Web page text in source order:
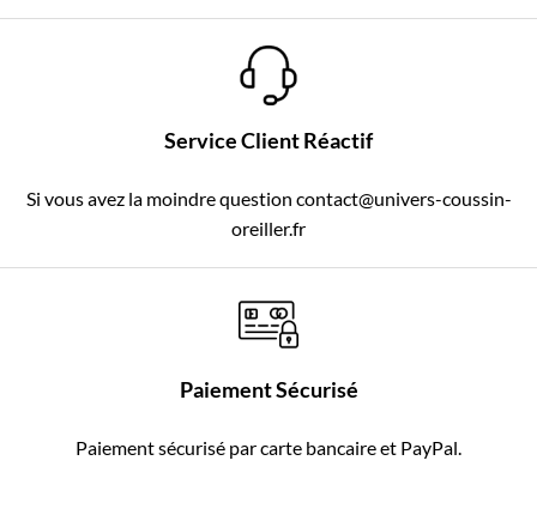
Service Client Réactif
Si vous avez la moindre question contact@univers-coussin-
oreiller.fr
Paiement Sécurisé
Paiement sécurisé par carte bancaire et PayPal.